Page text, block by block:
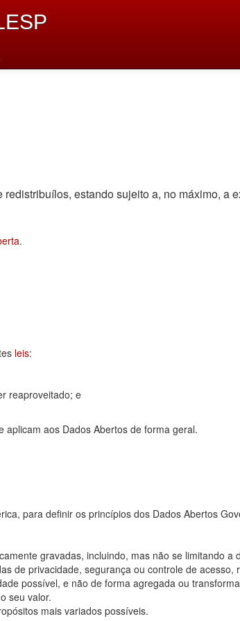
estando sujeito a, no máximo, a
.
leis:
reaproveitado; e
aos Dados Abertos de forma geral.
para definir os princípios dos Dados Abertos
gravadas, incluindo, mas não se limitando
de privacidade, segurança ou controle de acesso,
possível, e não de forma agregada ou
seu valor.
mais variados possíveis.